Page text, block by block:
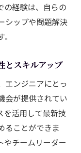
の経験は、自らの
シップや問題解決
とスキルアップ
エンジニアにとっ
会が提供されてい
を活用して最新技
ることができま
やチームリーダー